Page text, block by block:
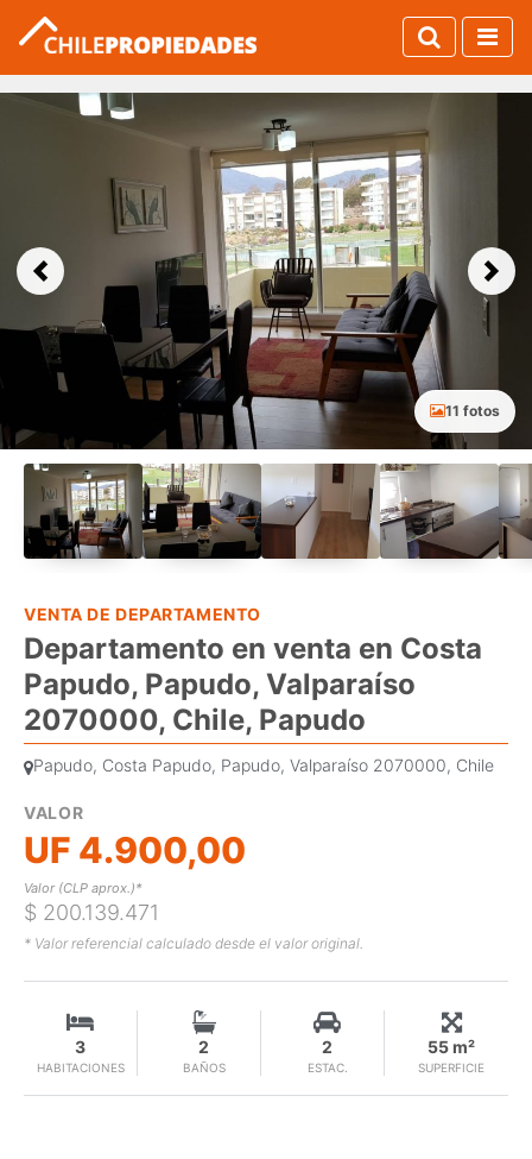
Previous Next
11 fotos
VENTA DE DEPARTAMENTO
Departamento en venta en Costa
Papudo, Papudo, Valparaíso
2070000, Chile, Papudo
Papudo, Costa Papudo, Papudo, Valparaíso 2070000, Chile
VALOR
UF 4.900,00
Valor (CLP aprox.)*
$ 200.139.471
* Valor referencial calculado desde el valor original.
HABITACIONES
3
BAÑOS
2
ESTAC.
2
SUPERFICIE
55 m²